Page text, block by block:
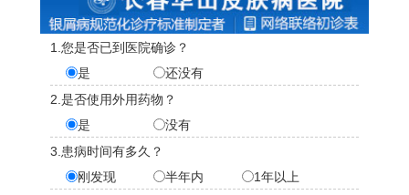
1.您是否已到医院确诊？
是
还没有
2.是否使用外用药物？
是
没有
3.患病时间有多久？
刚发现
半年内
1年以上